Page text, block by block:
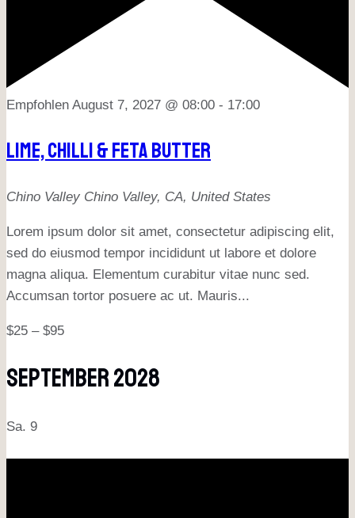
Empfohlen August 7, 2027 @ 08:00 - 17:00
Lime, Chilli & Feta Butter
Chino Valley Chino Valley, CA, United States
Lorem ipsum dolor sit amet, consectetur adipiscing elit,
sed do eiusmod tempor incididunt ut labore et dolore
magna aliqua. Elementum curabitur vitae nunc sed.
Accumsan tortor posuere ac ut. Mauris...
$25 – $95
September 2028
Sa. 9